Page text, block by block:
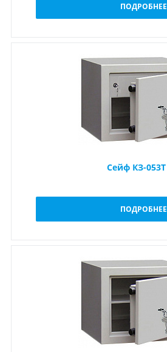
ПОДРОБНЕЕ
Сейф КЗ-053Т
ПОДРОБНЕЕ